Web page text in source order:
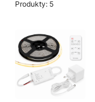
Produkty: 5